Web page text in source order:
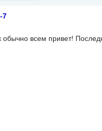
7
обычно всем привет!